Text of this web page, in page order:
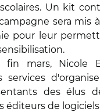
Un kit
sera mis
pour leur
fin mars, Nicole
services
des élus
éditeurs de logiciels